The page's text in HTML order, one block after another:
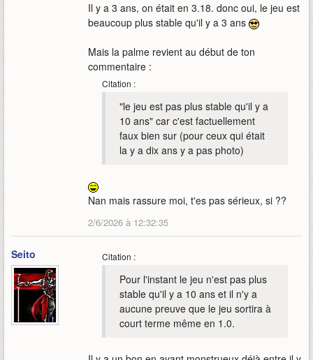
Il y a 3 ans, on était en 3.18. donc oui, le jeu est
beaucoup plus stable qu'il y a 3 ans
Mais la palme revient au début de ton
commentaire :
Citation :
"le jeu est pas plus stable qu'il y a
10 ans" car c'est factuellement
faux bien sur (pour ceux qui était
la y a dix ans y a pas photo)
Nan mais rassure moi, t'es pas sérieux, si ??
2/6/2026 à 12:32:35
Seito Citation :
Pour l'instant le jeu n'est pas plus
stable qu'il y a 10 ans et il n'y a
aucune preuve que le jeu sortira à
court terme même en 1.0.